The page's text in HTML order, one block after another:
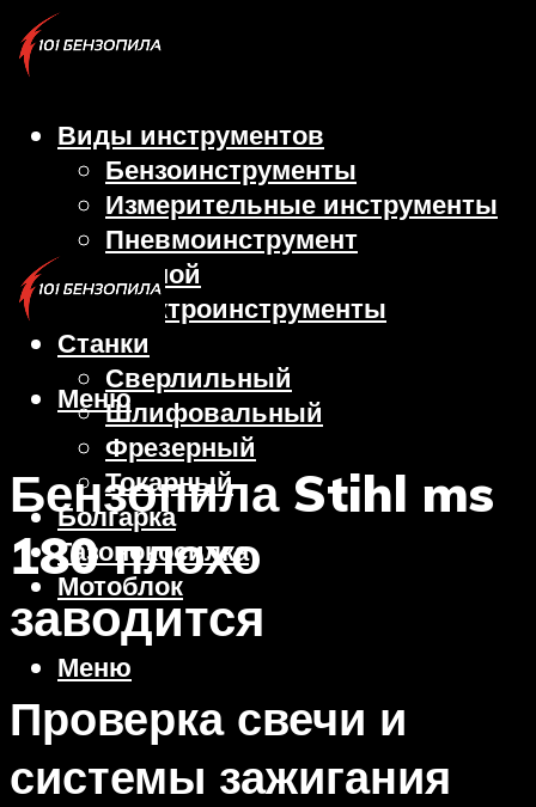
Виды инструментов
Бензоинструменты
Измерительные инструменты
Пневмоинструмент
Ручной
Электроинструменты
Станки
Сверлильный
Шлифовальный
Фрезерный
Токарный
Болгарка
Газонокосилка
Мотоблок
Меню
Меню
Бензопила Stihl ms
180 плохо
заводится
Проверка свечи и
системы зажигания